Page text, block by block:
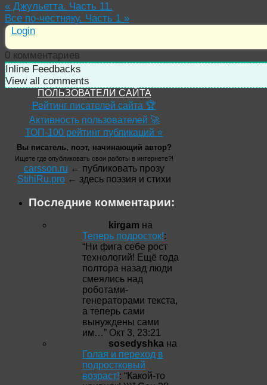
« Джульетта. Часть 11.
Все по-честняку. Часть 1 »
Login
0 комментариев
Inline Feedbacks
View all comments
ПОЛЬЗОВАТЕЛИ САЙТА
Рейтинг писателей сайта 🏆
Активность пользователей 🚀
ТОП-100 рейтинг публикаций ⭐
Вы писатель, поэт, начинающий автор?
Ищете где опубликовать свои работы в интернете?!
carsson.ru ← публиковать прозу
StihiRu.pro ← здесь поэзия и стихи
Последние комментарии:
kirgam на
Теперь подросток!:
“Ни фига себе рост
технологий! Ещё года
полтора назад люди
смеялись над
роботами-
генераторами текста,
а теперь сами
вынуждены сами
им…” Окт 3, 23:21
sosedyshka на
Голая и переход в
подростковый
возраст!: “Какой-то